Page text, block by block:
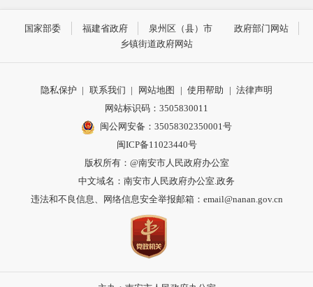
国家部委 福建省政府 泉州区（县）市
政府部门网站
乡镇街道政府网站
隐私保护 | 联系我们 | 网站地图 | 使用帮助 | 法律声明
网站标识码：3505830011
闽公网安备：35058302350001号
闽ICP备11023440号
版权所有：@南安市人民政府办公室
中文域名：南安市人民政府办公室.政务
违法和不良信息、网络信息安全举报邮箱：email@nanan.gov.cn